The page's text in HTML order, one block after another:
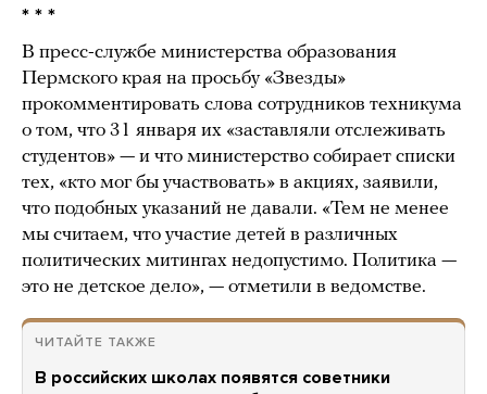
* * *
В пресс-службе министерства образования
Пермского края на просьбу «Звезды»
прокомментировать слова сотрудников техникума
о том, что 31 января их «заставляли отслеживать
студентов» — и что министерство собирает списки
тех, «кто мог бы участвовать» в акциях, заявили,
что подобных указаний не давали. «Тем не менее
мы считаем, что участие детей в различных
политических митингах недопустимо. Политика —
это не детское дело», — отметили в ведомстве.
ЧИТАЙТЕ ТАКЖЕ
В российских школах появятся советники